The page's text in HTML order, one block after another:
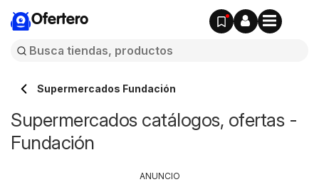
Ofertero
Supermercados Fundación
Supermercados catálogos, ofertas -
Fundación
ANUNCIO